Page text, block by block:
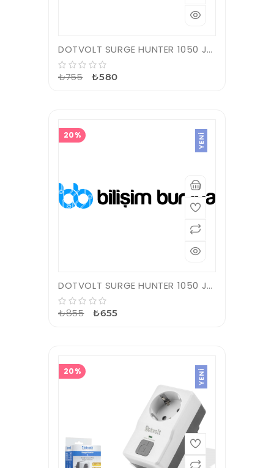
DOTVOLT SURGE HUNTER 1050 JOULES 3'LÜ 1,5M AKIM KORUMALI PRİZ
₺755 ₺580
20% YENI
DOTVOLT SURGE HUNTER 1050 JOULES 5'Lİ 1.5M AKIM KORUMALI PRİZ
₺855 ₺655
20% YENI